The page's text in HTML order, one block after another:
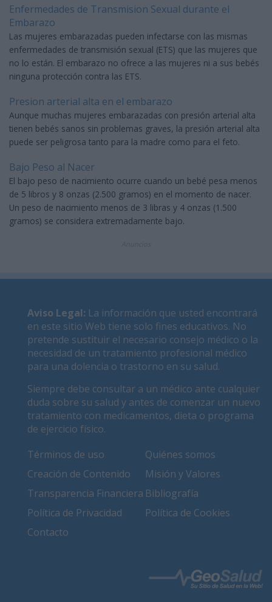
Enfermedades de Transmision Sexual durante el
Embarazo
Las mujeres embarazadas pueden infectarse con las mismas
enfermedades de transmisión sexual (ETS) que las mujeres que
no lo están. El embarazo no ofrece a las mujeres ni a sus bebés
ninguna protección contra las ETS.
Presion arterial alta en el embarazo
Aunque muchas mujeres embarazadas con presión arterial alta
tienen bebés sanos sin problemas graves, la presión arterial alta
puede ser peligrosa tanto para la madre como para el feto.
Bajo Peso al Nacer
El bajo peso de nacimiento ocurre cuando un bebé pesa menos
de 5 libros y 8 onzas (2.500 gramos) en el momento de nacer.
Un peso de nacimiento menos de 3 libras y 4 onzas (1.500
gramos) se considera extremadamente bajo.
Aviso Legal: La información que usted encontrará
en este sitio Web tiene solo fines educativos. No
pretende sustituir el necesario consejo médico o la
necesidad de un tratamiento profesional médico
para una dolencia o trastorno en su salud.
Siempre debe consultar a un médico ante cualquier
duda sobre su salud y antes de comenzar un nuevo
tratamiento con medicamentos, dieta o programa
de ejercicio físico.
Términos de uso
Quiénes somos
Creación de Contenido
Misión y Valores
Transparencia Financiera Bibliografía
Política de Privacidad
Política de Cookies
Contacto